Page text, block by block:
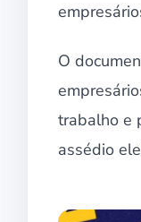
O
trabalho e
assédio